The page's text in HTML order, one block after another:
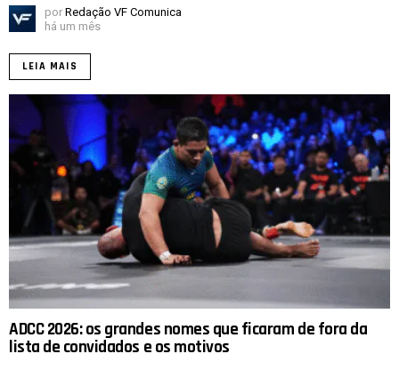
por Redação VF Comunica
há um mês
LEIA MAIS
ADCC 2026: os grandes nomes que ficaram de fora da
lista de convidados e os motivos